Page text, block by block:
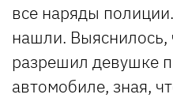
все наряды
нашли. Выяснилось,
разрешил девушке
автомобиле, зная,